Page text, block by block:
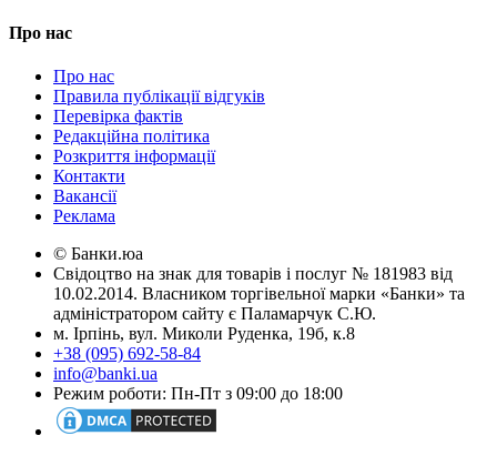
Про нас
Про нас
Правила публікації відгуків
Перевірка фактів
Редакційна політика
Розкриття інформації
Контакти
Вакансії
Реклама
© Банки.юа
Свідоцтво на знак для товарів і послуг № 181983 від
10.02.2014. Власником торгівельної марки «Банки» та
адміністратором сайту є Паламарчук С.Ю.
м. Ірпінь, вул. Миколи Руденка, 19б, к.8
+38 (095) 692-58-84
info@banki.ua
Режим роботи: Пн-Пт з 09:00 до 18:00